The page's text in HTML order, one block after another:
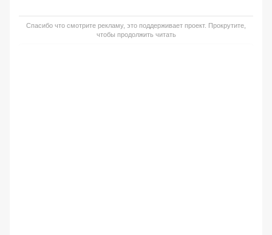
Спасибо что смотрите рекламу, это поддерживает проект. Прокрутите,
чтобы продолжить читать